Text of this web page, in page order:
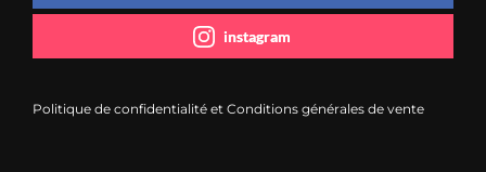
instagram
Politique de confidentialité et Conditions générales de vente